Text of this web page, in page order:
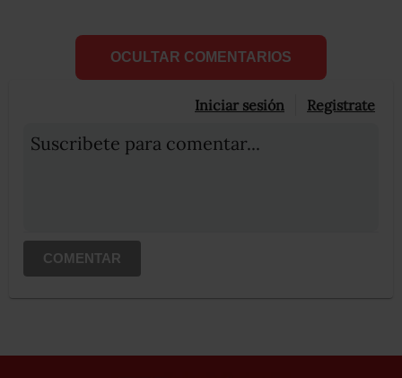
OCULTAR COMENTARIOS
Iniciar sesión Registrate
Suscribete para comentar...
COMENTAR